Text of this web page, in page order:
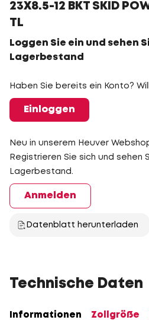
23X8.5-12 BKT SKID
TL
Loggen Sie ein und sehen
Lagerbestand
Haben Sie bereits ein Konto?
Einloggen
Neu in unserem Heuver
Registrieren Sie sich und sehen
Lagerbestand.
Anmelden
Datenblatt herunterladen
Technische Daten
Informationen Zollgröße